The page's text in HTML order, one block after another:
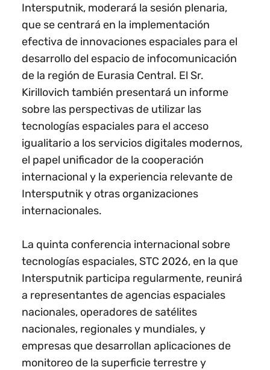
Intersputnik, moderará la sesión plenaria,
que se centrará en la implementación
efectiva de innovaciones espaciales para el
desarrollo del espacio de infocomunicación
de la región de Eurasia Central. El Sr.
Kirillovich también presentará un informe
sobre las perspectivas de utilizar las
tecnologías espaciales para el acceso
igualitario a los servicios digitales modernos,
el papel unificador de la cooperación
internacional y la experiencia relevante de
Intersputnik y otras organizaciones
internacionales.
La quinta conferencia internacional sobre
tecnologías espaciales, STC 2026, en la que
Intersputnik participa regularmente, reunirá
a representantes de agencias espaciales
nacionales, operadores de satélites
nacionales, regionales y mundiales, y
empresas que desarrollan aplicaciones de
monitoreo de la superficie terrestre y